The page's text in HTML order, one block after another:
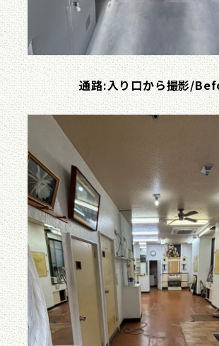
通路:入り口から撮影/